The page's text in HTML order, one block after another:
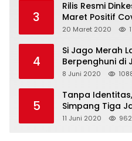
3
Rilis Resmi
Maret Positif
20 Maret 2020
4
Si Jago Merah
Berpenghuni di
8 Juni 2020
5
Tanpa
Simpang Tiga
11 Juni 2020